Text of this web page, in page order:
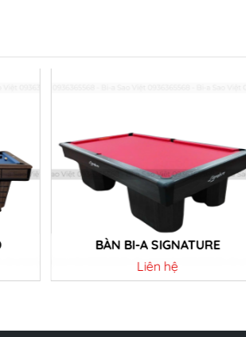
BÀN BI-A SIGNATURE
Liên hệ